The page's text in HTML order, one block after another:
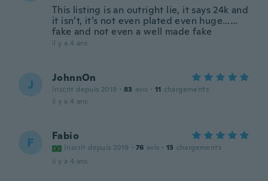
This listing is an outright lie, it says 24k and
it isn’t, it’s not even plated even huge……
fake and not even a well made fake
il y a 4 ans
J JohnnOn
Inscrit depuis 2019 · 83 avis · 11 chargements
il y a 4 ans
F Fabio
Inscrit depuis 2019 · 76 avis · 13 chargements
il y a 4 ans